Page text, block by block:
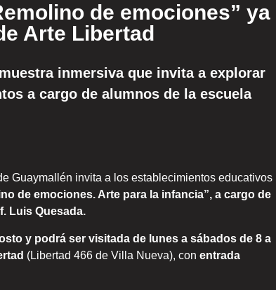
de emociones” ya
Arte Libertad
inmersiva que invita a explorar
a cargo de alumnos de la escuela
Guaymallén invita a los establecimientos educativos
de emociones. Arte para la infancia”, a cargo de
Luis Quesada.
y podrá ser visitada de lunes a sábados de 8 a
(Libertad 466 de Villa Nueva), con entrada